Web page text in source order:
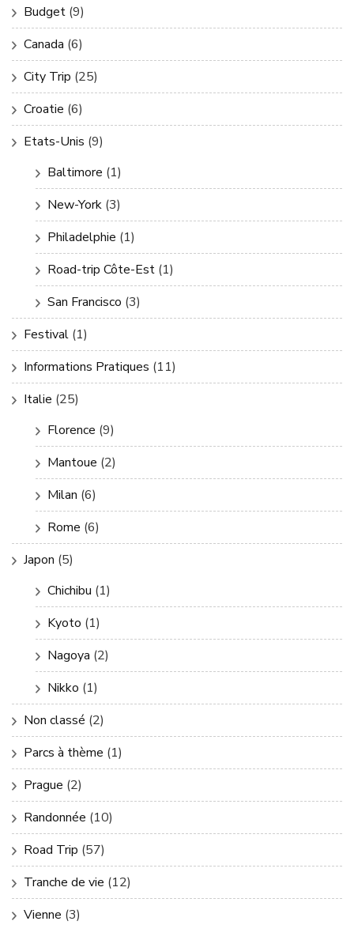
Budget (9)
Canada (6)
City Trip (25)
Croatie (6)
Etats-Unis (9)
Baltimore (1)
New-York (3)
Philadelphie (1)
Road-trip Côte-Est (1)
San Francisco (3)
Festival (1)
Informations Pratiques (11)
Italie (25)
Florence (9)
Mantoue (2)
Milan (6)
Rome (6)
Japon (5)
Chichibu (1)
Kyoto (1)
Nagoya (2)
Nikko (1)
Non classé (2)
Parcs à thème (1)
Prague (2)
Randonnée (10)
Road Trip (57)
Tranche de vie (12)
Vienne (3)